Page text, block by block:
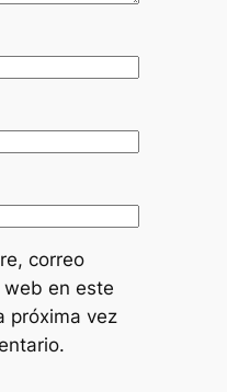
correo
en este
próxima vez